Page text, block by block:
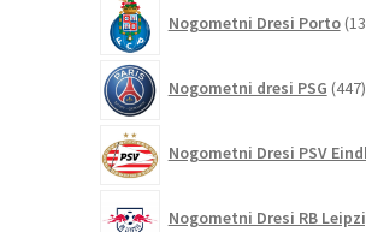
Nogometni Dresi Porto 13
Nogometni dresi PSG 447
Nogometni Dresi PSV
Nogometni Dresi RB